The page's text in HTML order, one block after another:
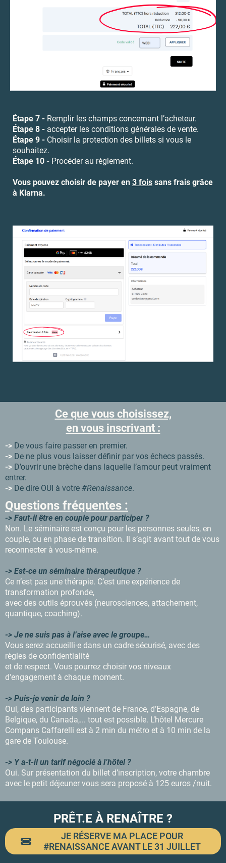
Étape 7 - Remplir les champs concernant l’acheteur.
Étape 8 - accepter les conditions générales de vente.
Étape 9 - Choisir la protection des billets si vous le
souhaitez.
Étape 10 - Procéder au règlement.
Vous pouvez choisir de payer en 3 fois sans frais grâce
à Klarna.
Ce que vous choisissez,
en vous inscrivant :
-> De vous faire passer en premier.
-> De ne plus vous laisser définir par vos échecs passés.
-> D’ouvrir une brèche dans laquelle l’amour peut vraiment
entrer.
-> De dire OUI à votre #Renaissance.
Questions fréquentes :
-> Faut-il être en couple pour participer ?
Non. Le séminaire est conçu pour les personnes seules, en
couple, ou en phase de transition. Il s’agit avant tout de vous
reconnecter à vous-même.
-> Est-ce un séminaire thérapeutique ?
Ce n’est pas une thérapie. C’est une expérience de
transformation profonde,
avec des outils éprouvés (neurosciences, attachement,
quantique, coaching).
-> Je ne suis pas à l’aise avec le groupe…
Vous serez accueilli·e dans un cadre sécurisé, avec des
règles de confidentialité
et de respect. Vous pourrez choisir vos niveaux
d'engagement à chaque moment.
-> Puis-je venir de loin ?
Oui, des participants viennent de France, d’Espagne, de
Belgique, du Canada,... tout est possible. L’hôtel Mercure
Compans Caffarelli est à 2 min du métro et à 10 min de la
gare de Toulouse.
-> Y a-t-il un tarif négocié à l’hôtel ?
Oui. Sur présentation du billet d’inscription, votre chambre
avec le petit déjeuner vous sera proposé à 125 euros /nuit.
PRÊT.E À RENAÎTRE ?
JE RÉSERVE MA PLACE POUR
#RENAISSANCE AVANT LE 31 JUILLET